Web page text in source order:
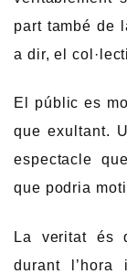
part també de
a dir, el
El públic es
que exultant.
espectacle
que podria
La veritat és
durant l’hora